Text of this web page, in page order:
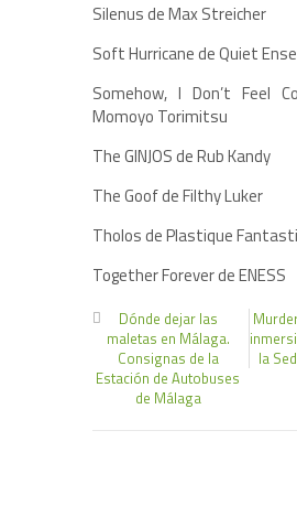
Silenus de Max Streicher
Soft Hurricane de Quiet
Somehow, I Don’t Feel
Momoyo Torimitsu
The GINJOS de Rub Kandy
The Goof de Filthy Luker
Tholos de Plastique
Together Forever de ENESS
Dónde dejar las
maletas en Málaga.
Consignas de la
Estación de Autobuses
de Málaga
la